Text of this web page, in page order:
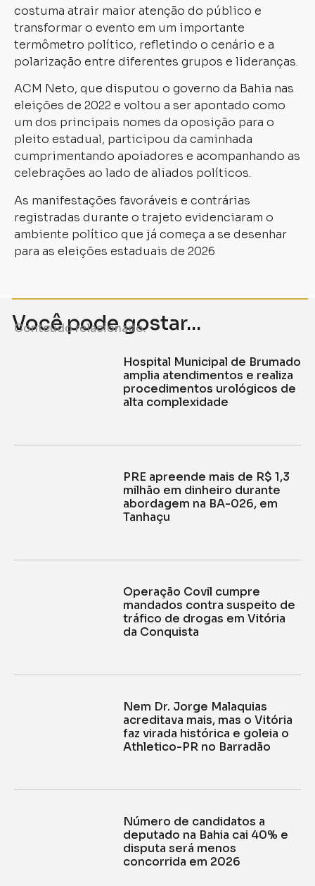
costuma atrair maior atenção do público e
transformar o evento em um importante
termômetro político, refletindo o cenário e a
polarização entre diferentes grupos e lideranças.
ACM Neto, que disputou o governo da Bahia nas
eleições de 2022 e voltou a ser apontado como
um dos principais nomes da oposição para o
pleito estadual, participou da caminhada
cumprimentando apoiadores e acompanhando as
celebrações ao lado de aliados políticos.
As manifestações favoráveis e contrárias
registradas durante o trajeto evidenciaram o
ambiente político que já começa a se desenhar
para as eleições estaduais de 2026
Você pode gostar...
Conteúdo relacionado.
Hospital Municipal de Brumado
amplia atendimentos e realiza
procedimentos urológicos de
alta complexidade
PRE apreende mais de R$ 1,3
milhão em dinheiro durante
abordagem na BA-026, em
Tanhaçu
Operação Covil cumpre
mandados contra suspeito de
tráfico de drogas em Vitória
da Conquista
Nem Dr. Jorge Malaquias
acreditava mais, mas o Vitória
faz virada histórica e goleia o
Athletico-PR no Barradão
Número de candidatos a
deputado na Bahia cai 40% e
disputa será menos
concorrida em 2026